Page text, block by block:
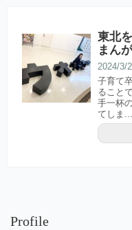
東北
まん
2024/3/
子育て
ること
手一杯
てしま...
Profile